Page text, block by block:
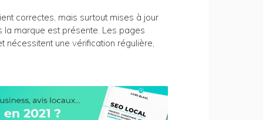
correctes, mais surtout mises à jour
la marque est présente. Les pages
une vérification régulière,